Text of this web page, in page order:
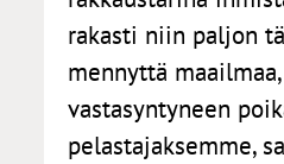
rakasti niin paljon
mennyttä
vastasyntyneen
pelastajaksemme,